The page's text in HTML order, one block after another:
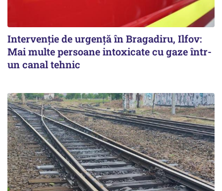
Intervenție de urgență în Bragadiru, Ilfov:
Mai multe persoane intoxicate cu gaze într-
un canal tehnic